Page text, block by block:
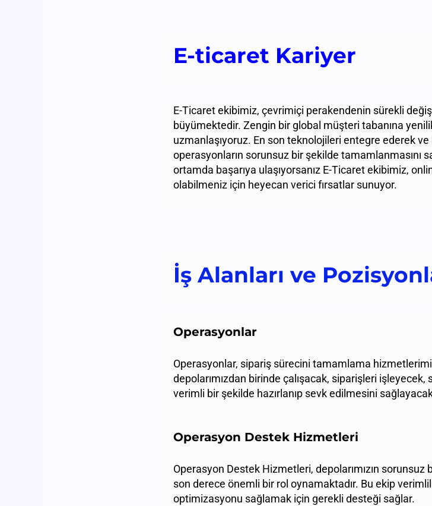
E-ticaret Kariyer
E-Ticaret ekibimiz, çevrimiçi perakendenin sürekli
büyümektedir. Zengin bir global müşteri tabanına
uzmanlaşıyoruz. En son teknolojileri entegre ederek
operasyonların sorunsuz bir şekilde tamamlanmasını
ortamda başarıya ulaşıyorsanız E-Ticaret ekibimiz,
olabilmeniz için heyecan verici fırsatlar sunuyor.
İş Alanları ve
Operasyonlar
Operasyonlar, sipariş sürecini tamamlama
depolarımızdan birinde çalışacak, siparişleri
verimli bir şekilde hazırlanıp sevk edilmesini
Operasyon Destek Hizmetleri
Operasyon Destek Hizmetleri, depolarımızın
son derece önemli bir rol oynamaktadır. Bu ekip
optimizasyonu sağlamak için gerekli desteği sağlar.